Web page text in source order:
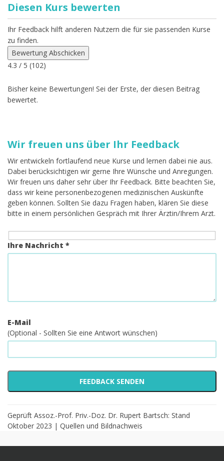
Diesen Kurs bewerten
Ihr Feedback hilft anderen Nutzern die für sie passenden Kurse
zu finden.
Bewertung Abschicken
4.3 / 5 (102)
Bisher keine Bewertungen! Sei der Erste, der diesen Beitrag
bewertet.
Wir freuen uns über Ihr Feedback
Wir entwickeln fortlaufend neue Kurse und lernen dabei nie aus.
Dabei berücksichtigen wir gerne Ihre Wünsche und Anregungen.
Wir freuen uns daher sehr über Ihr Feedback. Bitte beachten Sie,
dass wir keine personenbezogenen medizinischen Auskünfte
geben können. Sollten Sie dazu Fragen haben, klären Sie diese
bitte in einem persönlichen Gespräch mit Ihrer Ärztin/Ihrem Arzt.
Ihre Nachricht *
E-Mail
(Optional - Sollten Sie eine Antwort wünschen)
Geprüft Assoz.-Prof. Priv.-Doz. Dr. Rupert Bartsch: Stand
Oktober 2023 | Quellen und Bildnachweis